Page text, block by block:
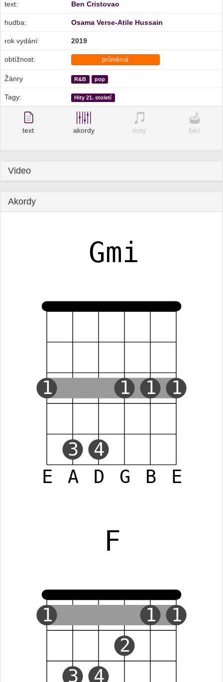
text: Ben Cristovao
hudba: Osama Verse-Atile Hussain
rok vydání: 2019
obtížnost: průměrná
Žánry R&B pop
Tagy: Hity 21. století
text akordy noty bicí
Video
Akordy
Gmi
E A D G B E
1
3 4
1 1 1
F
1
3 4
2
1 1